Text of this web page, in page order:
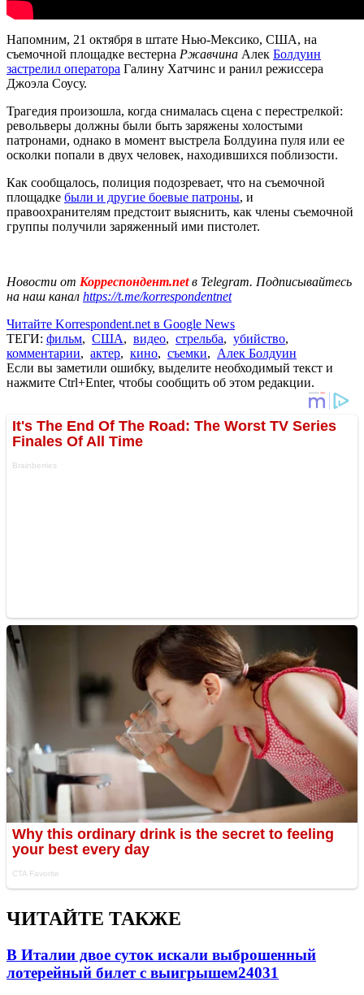
Напомним, 21 октября в штате Нью-Мексико, США, на
съемочной площадке вестерна Ржавчина Алек Болдуин
застрелил оператора Галину Хатчинс и ранил режиссера
Джоэла Соусу.
Трагедия произошла, когда снималась сцена с перестрелкой:
револьверы должны были быть заряжены холостыми
патронами, однако в момент выстрела Болдуина пуля или ее
осколки попали в двух человек, находившихся поблизости.
Как сообщалось, полиция подозревает, что на съемочной
площадке были и другие боевые патроны, и
правоохранителям предстоит выяснить, как члены съемочной
группы получили заряженный ими пистолет.
Новости от Корреспондент.netв Telegram. Подписывайтесь
на наш канал https://t.me/korrespondentnet
Читайте Korrespondent.net в Google News
ТЕГИ: фильм, США, видео, стрельба, убийство,
комментарии, актер, кино, съемки, Алек Болдуин
Если вы заметили ошибку, выделите необходимый текст и
нажмите Ctrl+Enter, чтобы сообщить об этом редакции.
ЧИТАЙТЕ ТАКЖЕ
В Италии двое суток искали выброшенный
лотерейный билет с выигрышем24031